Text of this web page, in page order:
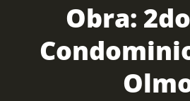
Obra: